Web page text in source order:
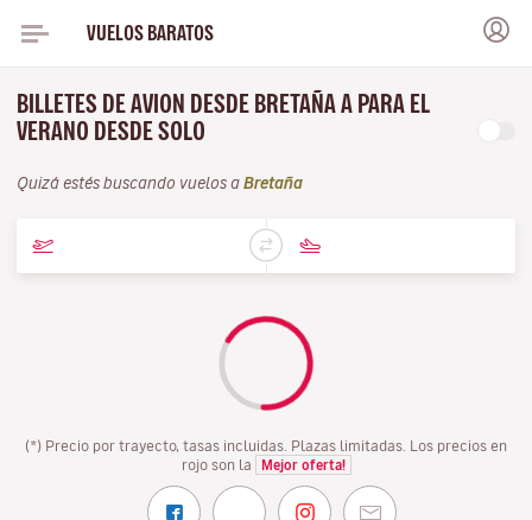
VUELOS BARATOS
BILLETES DE AVION DESDE BRETAÑA A PARA EL
VERANO DESDE SOLO
Quizá estés buscando vuelos a Bretaña
(*) Precio por trayecto, tasas incluidas. Plazas limitadas. Los precios en
rojo son la
Mejor oferta!